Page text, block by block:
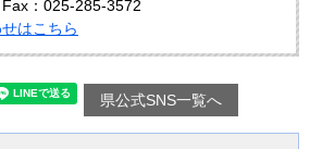
Fax：025-285-3572
はこちら
県公式SNS一覧へ